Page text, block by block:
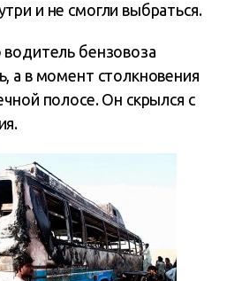
и не смогли выбраться.
бензовоза
а в момент столкновения
полосе. Он скрылся с